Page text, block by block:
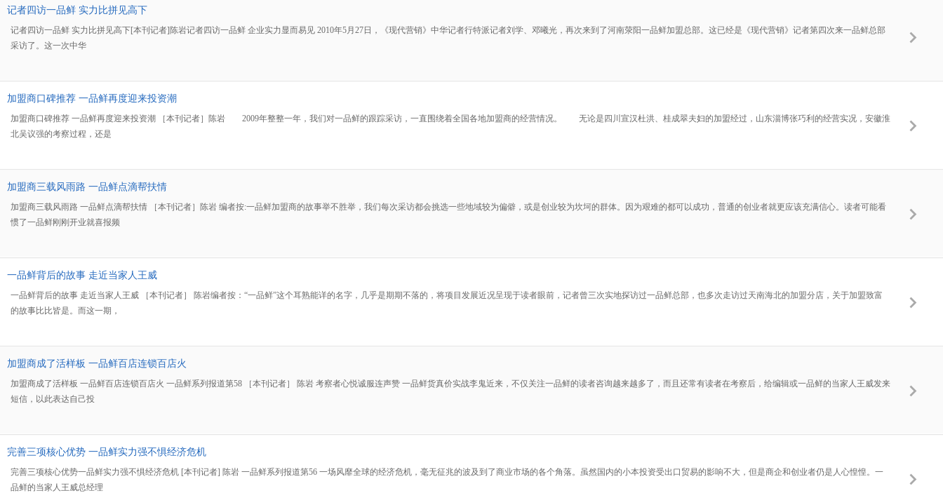
记者四访一品鲜 实力比拼见高下
记者四访一品鲜 实力比拼见高下[本刊记者]陈岩记者四访一品鲜 企业实力显而易见 2010年5月27日，《现代营销》中华记者行特派记者刘学、邓曦光，再次来到了河南荥阳一品鲜加盟总部。这已经是《现代营销》记者第四次来一品鲜总部
采访了。这一次中华
加盟商口碑推荐 一品鲜再度迎来投资潮
加盟商口碑推荐 一品鲜再度迎来投资潮 ［本刊记者］陈岩 2009年整整一年，我们对一品鲜的跟踪采访，一直围绕着全国各地加盟商的经营情况。 无论是四川宣汉杜洪、桂成翠夫妇的加盟经过，山东淄博张巧利的经营实况，安徽淮
北吴议强的考察过程，还是
加盟商三载风雨路 一品鲜点滴帮扶情
加盟商三载风雨路 一品鲜点滴帮扶情 ［本刊记者］陈岩 编者按:一品鲜加盟商的故事举不胜举，我们每次采访都会挑选一些地域较为偏僻，或是创业较为坎坷的群体。因为艰难的都可以成功，普通的创业者就更应该充满信心。读者可能看
惯了一品鲜刚刚开业就喜报频
一品鲜背后的故事 走近当家人王威
一品鲜背后的故事 走近当家人王威 ［本刊记者］ 陈岩编者按：“一品鲜”这个耳熟能详的名字，几乎是期期不落的，将项目发展近况呈现于读者眼前，记者曾三次实地探访过一品鲜总部，也多次走访过天南海北的加盟分店，关于加盟致富
的故事比比皆是。而这一期，
加盟商成了活样板 一品鲜百店连锁百店火
加盟商成了活样板 一品鲜百店连锁百店火 一品鲜系列报道第58 ［本刊记者］ 陈岩 考察者心悦诚服连声赞 一品鲜货真价实战李鬼近来，不仅关注一品鲜的读者咨询越来越多了，而且还常有读者在考察后，给编辑或一品鲜的当家人王威发来
短信，以此表达自己投
完善三项核心优势 一品鲜实力强不惧经济危机
完善三项核心优势一品鲜实力强不惧经济危机 [本刊记者] 陈岩 一品鲜系列报道第56 一场风靡全球的经济危机，毫无征兆的波及到了商业市场的各个角落。虽然国内的小本投资受出口贸易的影响不大，但是商企和创业者仍是人心惶惶。一
品鲜的当家人王威总经理